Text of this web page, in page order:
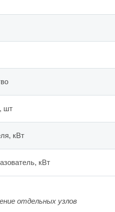
шт
кВт
кВт
отдельных узлов